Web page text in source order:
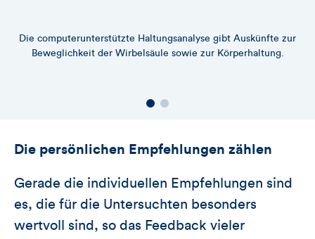
Die computerunterstützte Haltungsanalyse gibt Auskünfte zur
Beweglichkeit der Wirbelsäule sowie zur Körperhaltung.
Die persönlichen Empfehlungen zählen
Gerade die individuellen Empfehlungen sind
es, die für die Untersuchten besonders
wertvoll sind, so das Feedback vieler